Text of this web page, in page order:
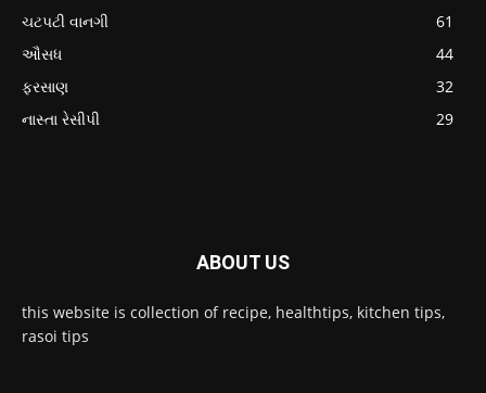
ચટપટી વાનગી
61
ઔસધ
44
ફરસાણ
32
નાસ્તા રેસીપી
29
ABOUT US
this website is collection of recipe, healthtips, kitchen tips,
rasoi tips